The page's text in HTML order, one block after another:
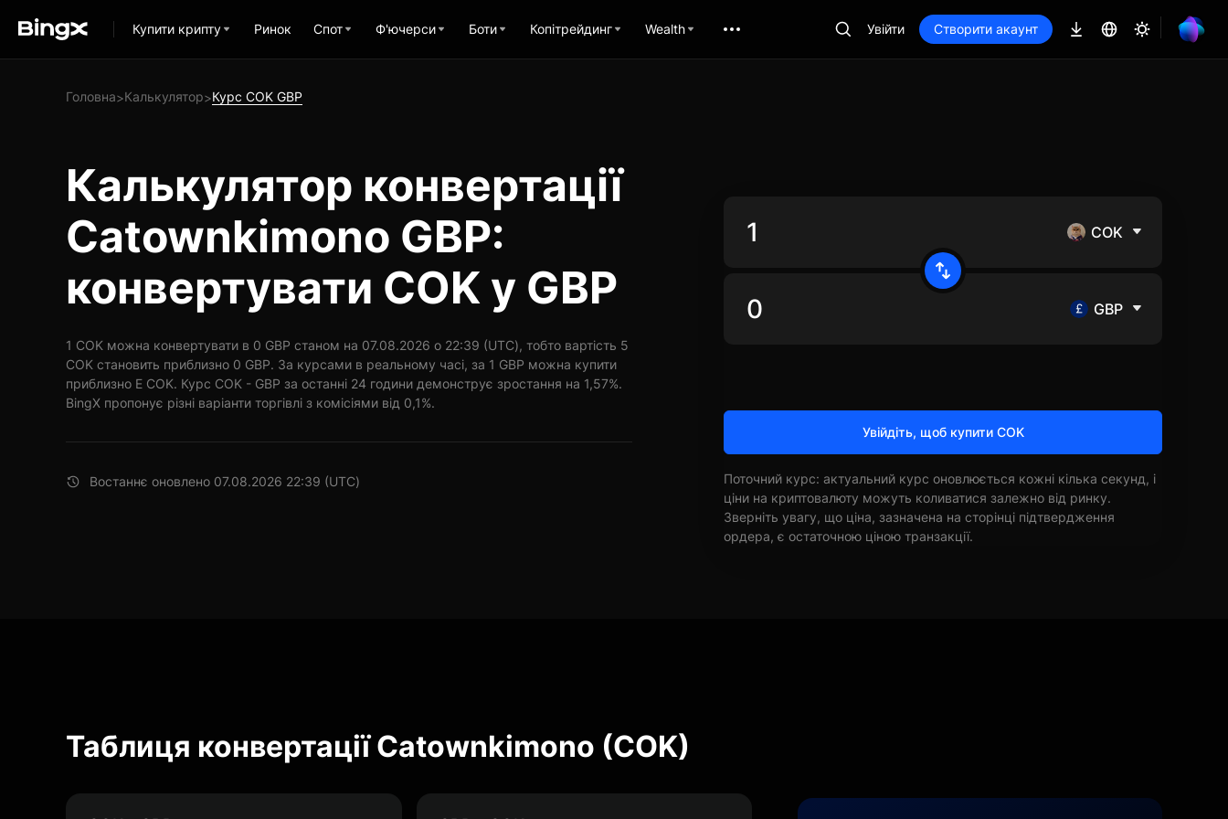
Купити крипту Ринок Спот Ф'ючерси Боти Копітрейдинг Wealth Увійти Створити акаунт
Головна>Калькулятор>Курс COK GBP
Калькулятор конвертації
Catownkimono GBP:
конвертувати COK у GBP
1 COK можна конвертувати в 0 GBP станом на 07.08.2026 о 22:39 (UTC), тобто вартість 5
COK становить приблизно 0 GBP. За курсами в реальному часі, за 1 GBP можна купити
приблизно E COK. Курс COK - GBP за останні 24 години демонструє зростання на 1,57%.
BingX пропонує різні варіанти торгівлі з комісіями від 0,1%.
Востаннє оновлено 07.08.2026 22:39 (UTC)
COK
GBP
Увійдіть, щоб купити COK
Поточний курс: актуальний курс оновлюється кожні кілька секунд, і
ціни на криптовалюту можуть коливатися залежно від ринку.
Зверніть увагу, що ціна, зазначена на сторінці підтвердження
ордера, є остаточною ціною транзакції.
Таблиця конвертації Catownkimono (COK)